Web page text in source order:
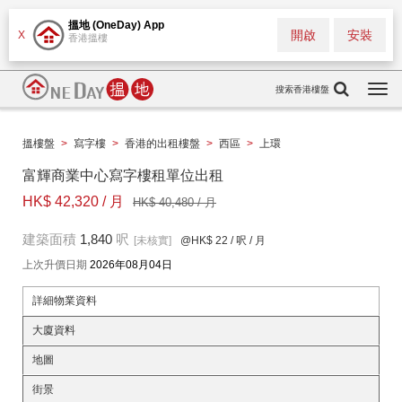
X
搵地 (OneDay) App
香港搵樓 安裝
開啟
搜索香港樓盤
搵樓盤 > 寫字樓 > 香港的出租樓盤 > 西區 > 上環
富輝商業中心寫字樓租單位出租
HK$ 42,320 / 月
HK$ 40,480 / 月
建築面積 1,840 呎 [未核實] @HK$ 22 / 呎 / 月
上次升價日期 2026年08月04日
詳細物業資料
大廈資料
地圖
街景